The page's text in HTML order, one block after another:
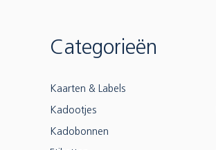
Categorieën
Kaarten & Labels
Kadootjes
Kadobonnen